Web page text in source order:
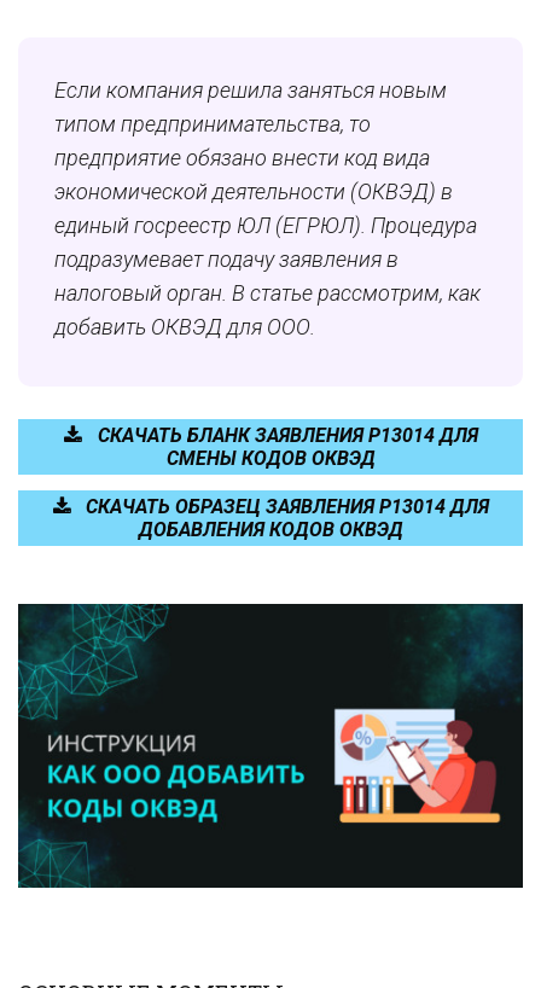
Если компания решила заняться новым
типом предпринимательства, то
предприятие обязано внести код вида
экономической деятельности (ОКВЭД) в
единый госреестр ЮЛ (ЕГРЮЛ). Процедура
подразумевает подачу заявления в
налоговый орган. В статье рассмотрим, как
добавить ОКВЭД для ООО.
СКАЧАТЬ БЛАНК ЗАЯВЛЕНИЯ Р13014 ДЛЯ
СМЕНЫ КОДОВ ОКВЭД
СКАЧАТЬ ОБРАЗЕЦ ЗАЯВЛЕНИЯ Р13014 ДЛЯ
ДОБАВЛЕНИЯ КОДОВ ОКВЭД